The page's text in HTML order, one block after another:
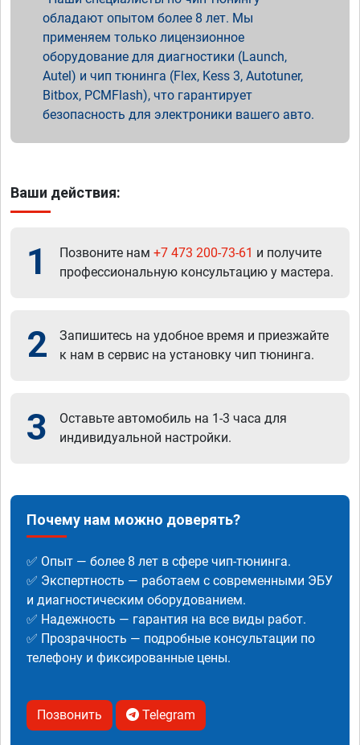
обладают опытом более 8 лет. Мы
применяем только лицензионное
оборудование для диагностики (Launch,
Autel) и чип тюнинга (Flex, Kess 3, Autotuner,
Bitbox, PCMFlash), что гарантирует
безопасность для электроники вашего авто.
Ваши действия:
1 Позвоните нам +7 473 200-73-61 и получите
профессиональную консультацию у мастера.
2
Запишитесь на удобное время и приезжайте
к нам в сервис на установку чип тюнинга.
3
Оставьте автомобиль на 1-3 часа для
индивидуальной настройки.
Почему нам можно доверять?
✅ Опыт — более 8 лет в сфере чип-тюнинга.
✅ Экспертность — работаем с современными ЭБУ
и диагностическим оборудованием.
✅ Надежность — гарантия на все виды работ.
✅ Прозрачность — подробные консультации по
телефону и фиксированные цены.
Позвонить Telegram